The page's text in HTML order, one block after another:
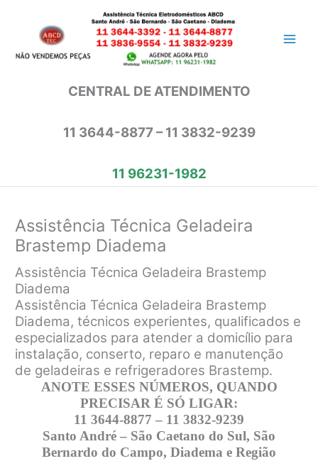
conteúdo
CENTRAL DE ATENDIMENTO
11 3644-8877 – 11 3832-9239
11 96231-1982
Assistência Técnica Geladeira
Brastemp Diadema
Assistência Técnica Geladeira Brastemp
Diadema
Assistência Técnica Geladeira Brastemp
Diadema, técnicos experientes, qualificados e
especializados para atender a domicílio para
instalação, conserto, reparo e manutenção
de geladeiras e refrigeradores Brastemp.
ANOTE ESSES NÚMEROS, QUANDO
PRECISAR É SÓ LIGAR:
11 3644-8877 – 11 3832-9239
Santo André – São Caetano do Sul, São
Bernardo do Campo, Diadema e Região